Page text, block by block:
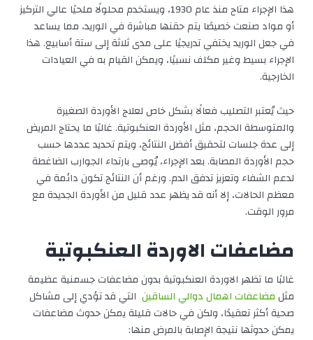
هذا الإجراء متاح منذ عام 1930، ويستخدم محلولًا ملحيًا عالي التركيز
أو مواد صنعت خصيصًا يتم حقنها مباشرة في الوريد، مما يساعد
في جعل الوريد يختفي تدريجيًا على مدى ثلاثة إلى ستة أسابيع. هذا
الإجراء بسيط وغير مكلف نسبيًا، ويمكن القيام به في العيادات
الخارجية.
حيث يُعتبر التصليب فعالًا بشكل خاص لعلاج الأوردة الصغيرة
والمتوسطة الحجم، مثل الأوردة العنكبوتية. غالبًا ما يحتاج المريض
إلى عدة جلسات لتحقيق أفضل النتائج، ويتم تحديد عددها حسب
حجم الأوردة المصابة. بعد الإجراء، يُوصى بارتداء الجوارب الضاغطة
لدعم الشفاء وتعزيز تدفق الدم. ورغم أن النتائج تكون دائمة في
معظم الحالات، إلا أنه قد يظهر عدد قليل من الأوردة الجديدة مع
مرور الوقت.
مضاعفات الاوردة العنكبوتية
غالبًا ما تظهر الاوردة العنكبوتية بدون مضاعفات جسمنية عظيمة
مثلمضاعفات اهمال دوالي الساقين التي قد تؤدي إلى مشاكل
صحية أكثر تعقيدًا، ولكن في حالات قليلة يمكن حدوث مضاعفات
يمكن حدوثها نتيجة الإصابة بالمرض منها: